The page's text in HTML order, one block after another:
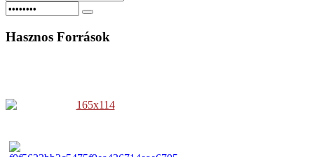
Hasznos Források